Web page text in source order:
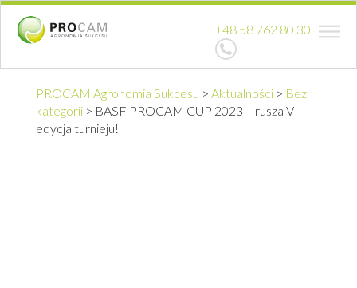
+48 58 762 80 30
PROCAM Agronomia Sukcesu > Aktualności > Bez
kategorii > BASF PROCAM CUP 2023 – rusza VII
edycja turnieju!